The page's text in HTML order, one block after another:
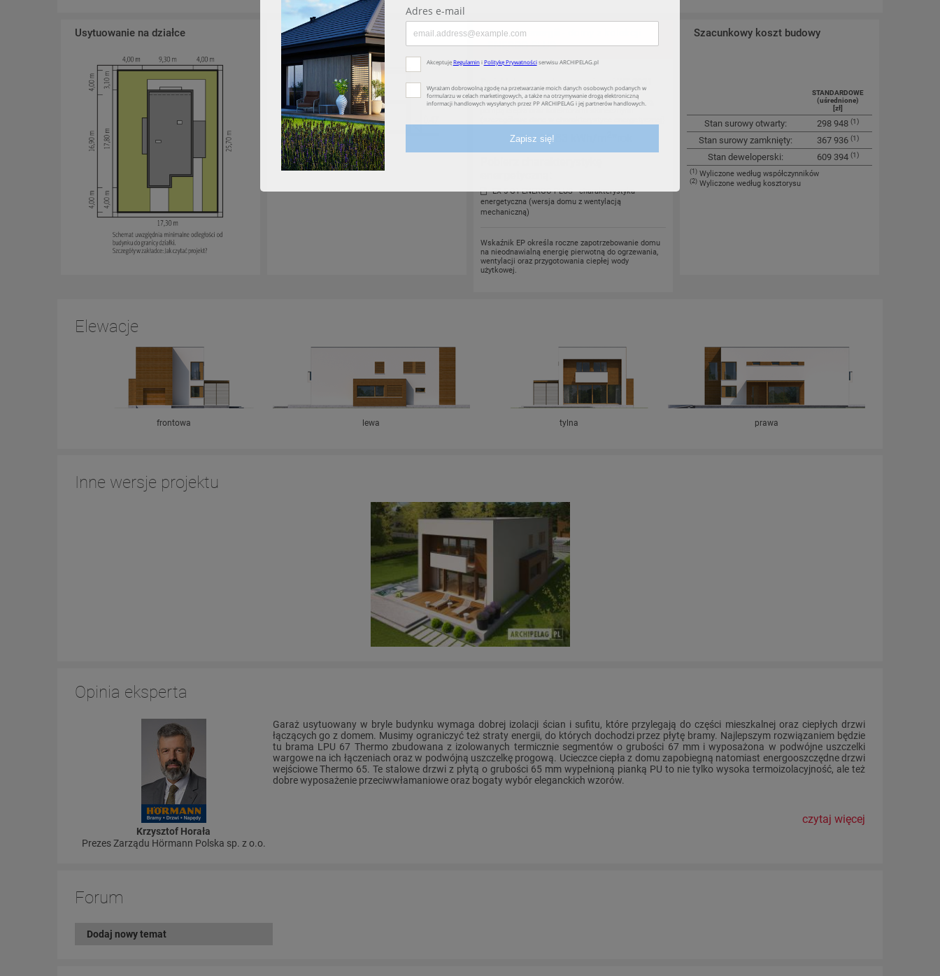
Usytuowanie na działce Schemat przekroju Zużycie energii
ENERGO PLUS
Wskaźnik EP dla domu z wentylacją mechaniczną,
EP= 39.83 kWh/m
EX 5 G1 ENERGO PLUS - charakterystyka
energetyczna (wersja domu z wentylacją
mechaniczną)
Wskaźnik EP określa roczne zapotrzebowanie domu
na nieodnawialną energię pierwotną do ogrzewania,
wentylacji oraz przygotowania ciepłej wody
użytkowej.
Szacunkowy koszt budowy
STANDARDOWE
(uśrednione)
[zł]
Stan surowy otwarty: 298 948 (1)
Stan surowy zamknięty: 367 936 (1)
Stan deweloperski: 609 394 (1)
(1) Wyliczone według współczynników
(2) Wyliczone według kosztorysu
Elewacje
frontowa lewa tylna prawa
Inne wersje projektu
Opinia eksperta
Krzysztof Horała
Prezes Zarządu Hörmann Polska sp. z o.o.
Garaż usytuowany w bryle budynku wymaga dobrej izolacji ścian i sufitu, które przylegają do części mieszkalnej oraz ciepłych drzwi
łączących go z domem. Musimy ograniczyć też straty energii, do których dochodzi przez płytę bramy. Najlepszym rozwiązaniem będzie
tu brama LPU 67 Thermo zbudowana z izolowanych termicznie segmentów o grubości 67 mm i wyposażona w podwójne uszczelki
wargowe na ich łączeniach oraz w podwójną uszczelkę progową. Ucieczce ciepła z domu zapobiegną natomiast energooszczędne drzwi
wejściowe Thermo 65. Te stalowe drzwi z płytą o grubości 65 mm wypełnioną pianką PU to nie tylko wysoka termoizolacyjność, ale też
dobre wyposażenie przeciwwłamaniowe oraz bogaty wybór eleganckich wzorów.
czytaj więcej
Forum
Dodaj nowy temat